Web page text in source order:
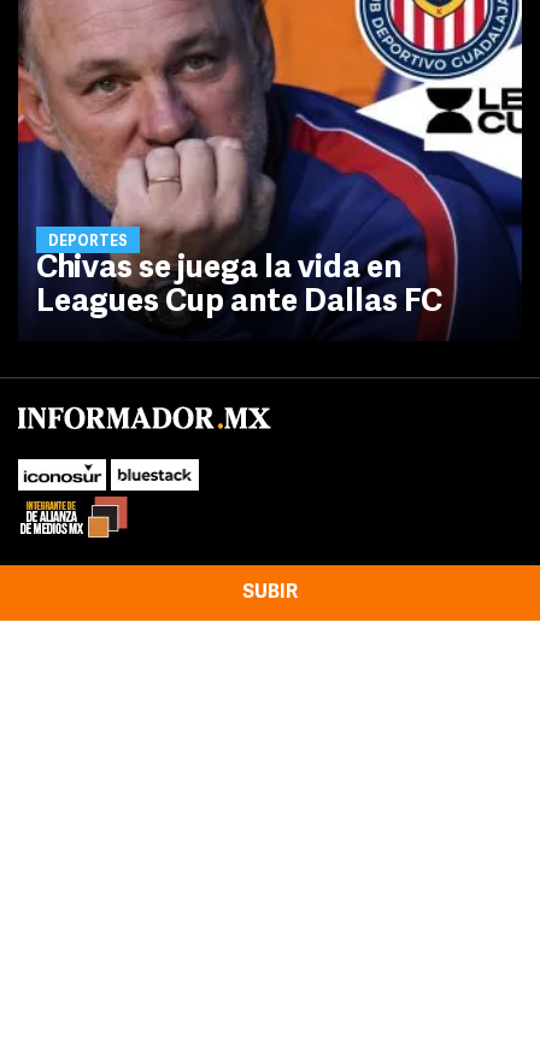
DEPORTES
Chivas se juega la vida en
Leagues Cup ante Dallas FC
SUBIR